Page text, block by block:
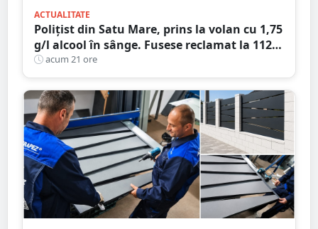
ACTUALITATE
Polițist din Satu Mare, prins la volan cu 1,75
g/l alcool în sânge. Fusese reclamat la 112
că circula pe contrasens
acum 21 ore